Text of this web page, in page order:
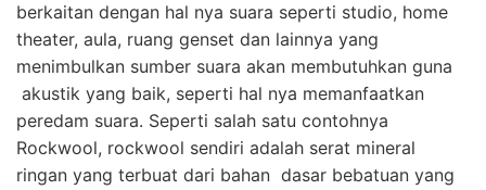
berkaitan dengan hal nya suara seperti studio, home
theater, aula, ruang genset dan lainnya yang
menimbulkan sumber suara akan membutuhkan guna
akustik yang baik, seperti hal nya memanfaatkan
peredam suara. Seperti salah satu contohnya
Rockwool, rockwool sendiri adalah serat mineral
ringan yang terbuat dari bahan dasar bebatuan yang